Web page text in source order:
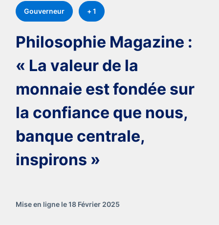
Gouverneur + 1
Philosophie Magazine :
« La valeur de la
monnaie est fondée sur
la confiance que nous,
banque centrale,
inspirons »
Mise en ligne le 18 Février 2025